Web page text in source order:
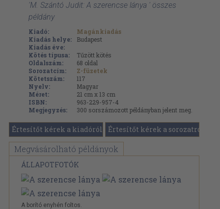
'M. Szántó Judit: A szerencse lánya ' összes
példány
Kiadó:
Magánkiadás
Kiadás helye:
Budapest
Kiadás éve:
Kötés típusa:
Tűzött kötés
Oldalszám:
68 oldal
Sorozatcím:
Z-füzetek
Kötetszám:
117
Nyelv:
Magyar
Méret:
21 cm x 13 cm
ISBN:
963-229-957-4
Megjegyzés:
300 sorszámozott példányban jelent meg.
Értesítőt kérek a kiadóról Értesítőt kérek a sorozatról
Megvásárolható példányok
ÁLLAPOTFOTÓK
A borító enyhén foltos.